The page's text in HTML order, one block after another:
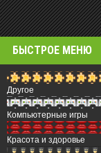
БЫСТРОЕ МЕНЮ
Другое
Компьютерные игры
Красота и здоровье